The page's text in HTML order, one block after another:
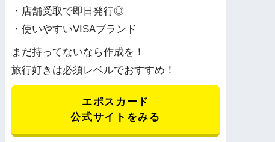
・店舗受取で即日発行◎
・使いやすいVISAブランド
まだ持ってないなら作成を！
旅行好きは必須レベルでおすすめ！
エポスカード
公式サイトをみる